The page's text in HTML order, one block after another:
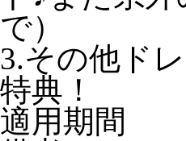
で）
3.その他ド
特典！
適用期間